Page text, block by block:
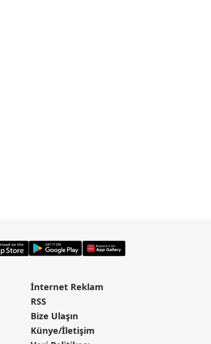
İnternet Reklam
RSS
Bize Ulaşın
Künye/İletişim